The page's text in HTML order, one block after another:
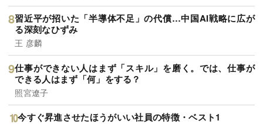
習近平が招いた「半導体不足」の代償…中国AI戦略に広が
る深刻なひずみ
王 彦麟
仕事ができない人はまず「スキル」を磨く。では、仕事が
できる人はまず「何」をする？
照宮遼子
今すぐ昇進させたほうがいい社員の特徴・ベスト1